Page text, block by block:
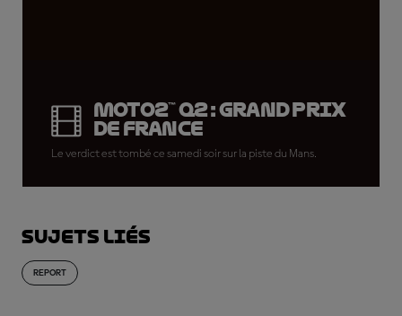
Moto2™ Q2 : Grand Prix
de France
Le verdict est tombé ce samedi soir sur la piste du Mans.
Sujets liés
REPORT